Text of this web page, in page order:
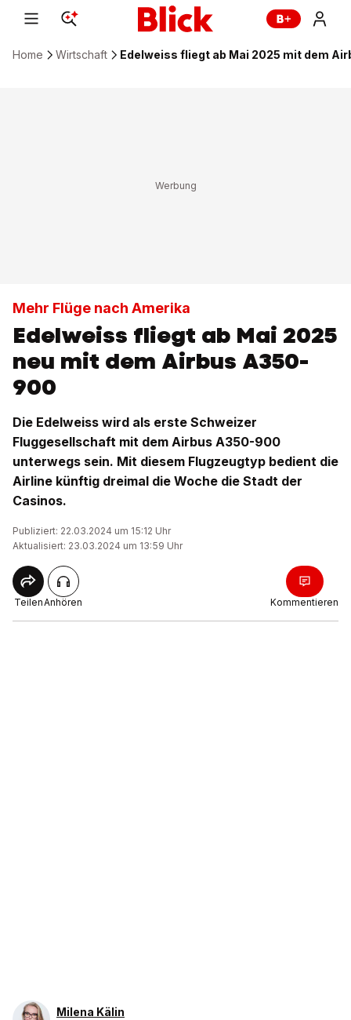
Home Wirtschaft Edelweiss fliegt ab Mai 2025 mit dem
Mehr Flüge nach Amerika
Edelweiss fliegt ab Mai 2025
neu mit dem Airbus A350-
900
Die Edelweiss wird als erste Schweizer
Fluggesellschaft mit dem Airbus A350-900
unterwegs sein. Mit diesem Flugzeugtyp bedient die
Airline künftig dreimal die Woche die Stadt der
Casinos.
Publiziert: 22.03.2024 um 15:12 Uhr
Aktualisiert: 23.03.2024 um 13:59 Uhr
TeilenAnhören Kommentieren
Milena Kälin